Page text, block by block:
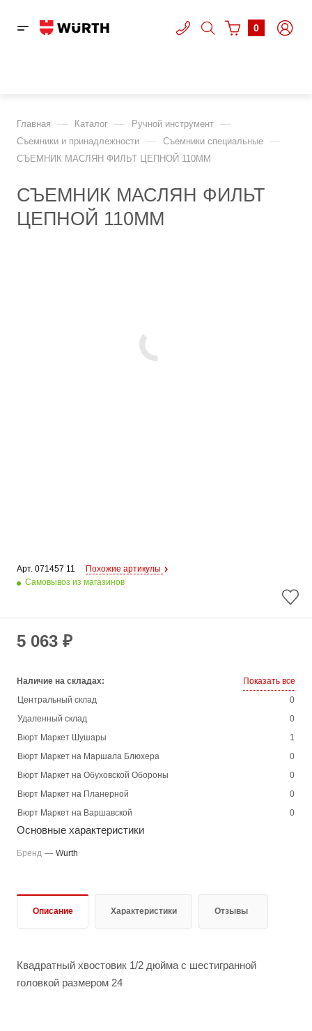
0
Главная — Каталог — Ручной инструмент —
Съемники и принадлежности — Съемники специальные —
СЪЕМНИК МАСЛЯН ФИЛЬТ ЦЕПНОЙ 110ММ
СЪЕМНИК МАСЛЯН ФИЛЬТ
ЦЕПНОЙ 110ММ
Арт. 071457 11
Похожие артикулы
Самовывоз из магазинов
5 063 ₽
Наличие на складах:
Показать все
Центральный склад
0
Удаленный склад
0
Вюрт Маркет Шушары
1
Вюрт Маркет на Маршала Блюхера
0
Вюрт Маркет на Обуховской Обороны
0
Вюрт Маркет на Планерной
0
Вюрт Маркет на Варшавской
0
Основные характеристики
Бренд — Wurth
Описание Характеристики Отзывы
Квадратный хвостовик 1/2 дюйма с шестигранной
головкой размером 24